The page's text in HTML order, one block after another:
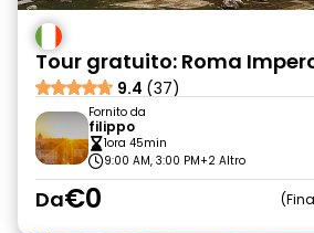
Tour gratuito: Roma
9.4 (37)
Fornito da
filippo
1ora 45min
9:00 AM, 3:00 PM+2 Altro
Da€0